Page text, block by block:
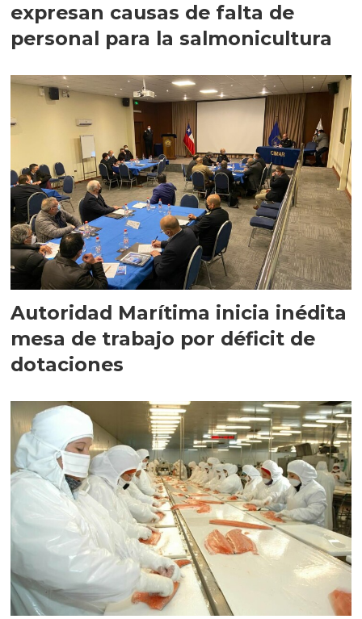
expresan causas de falta de
personal para la salmonicultura
Autoridad Marítima inicia inédita
mesa de trabajo por déficit de
dotaciones